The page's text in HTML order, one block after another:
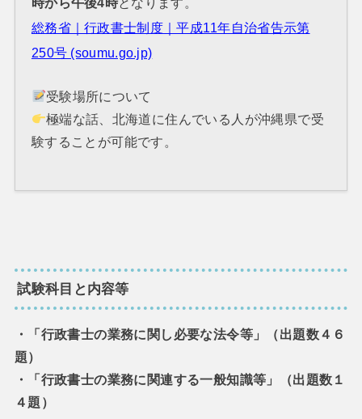
総務省｜行政書士制度｜平成11年自治省告示第
250号 (soumu.go.jp)
受験場所について
極端な話、北海道に住んでいる人が沖縄県で受
験することが可能です。
試験科目と内容等
・「行政書士の業務に関し必要な法令等」（出題数４６
題）
・「行政書士の業務に関連する一般知識等」（出題数１
４題）